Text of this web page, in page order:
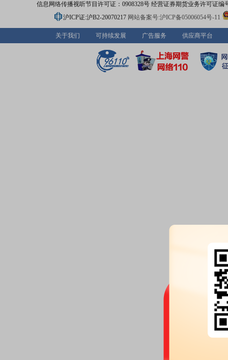
信息网络传播视听节目许可证：0908328号 经营证券期货业务许可证编
沪ICP证:沪B2-20070217 网站备案号:沪ICP备05006054号-11
关于我们 可持续发展 广告服务 供应商平台